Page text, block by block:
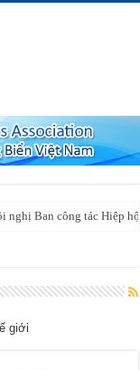
nghị Ban công tác Hiệp
giới